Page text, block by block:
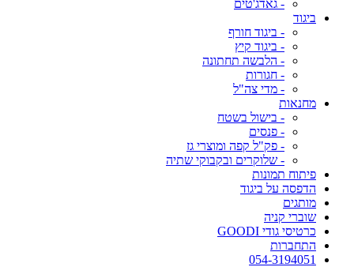
- גאדג'טים
ביגוד
- ביגוד חורף
- ביגוד קיץ
- הלבשה תחתונה
- חגורות
- מדי צה"ל
מחנאות
- בישול בשטח
- פנסים
- פק"ל קפה ומוצרי גז
- שלוקרים ובקבוקי שתיה
פיתוח תמונות
הדפסה על ביגוד
מותגים
שוברי קניה
כרטיסי גודי GOODI
התחברות
054-3194051